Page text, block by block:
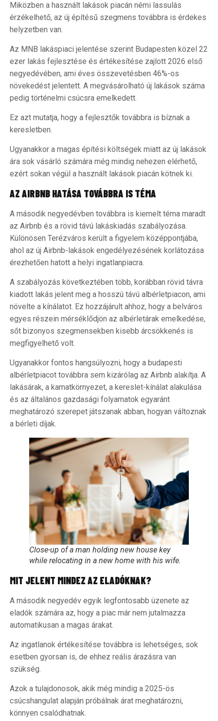
Miközben a használt lakások piacán némi lassulás
érzékelhető, az új építésű szegmens továbbra is érdekes
helyzetben van.
Az MNB lakáspiaci jelentése szerint Budapesten közel 22
ezer lakás fejlesztése és értékesítése zajlott 2026 első
negyedévében, ami éves összevetésben 46%-os
növekedést jelentett. A megvásárolható új lakások száma
pedig történelmi csúcsra emelkedett.
Ez azt mutatja, hogy a fejlesztők továbbra is bíznak a
keresletben.
Ugyanakkor a magas építési költségek miatt az új lakások
ára sok vásárló számára még mindig nehezen elérhető,
ezért sokan végül a használt lakások piacán kötnek ki.
AZ AIRBNB HATÁSA TOVÁBBRA IS TÉMA
A második negyedévben továbbra is kiemelt téma maradt
az Airbnb és a rövid távú lakáskiadás szabályozása.
Különösen Terézváros került a figyelem középpontjába,
ahol az új Airbnb-lakások engedélyezésének korlátozása
érezhetően hatott a helyi ingatlanpiacra.
A szabályozás következtében több, korábban rövid távra
kiadott lakás jelent meg a hosszú távú albérletpiacon, ami
növelte a kínálatot. Ez hozzájárult ahhoz, hogy a belváros
egyes részein mérséklődjön az albérletárak emelkedése,
sőt bizonyos szegmensekben kisebb árcsökkenés is
megfigyelhető volt.
Ugyanakkor fontos hangsúlyozni, hogy a budapesti
albérletpiacot továbbra sem kizárólag az Airbnb alakítja. A
lakásárak, a kamatkörnyezet, a kereslet-kínálat alakulása
és az általános gazdasági folyamatok egyaránt
meghatározó szerepet játszanak abban, hogyan változnak
a bérleti díjak.
Close-up of a man holding new house key
while relocating in a new home with his wife.
MIT JELENT MINDEZ AZ ELADÓKNAK?
A második negyedév egyik legfontosabb üzenete az
eladók számára az, hogy a piac már nem jutalmazza
automatikusan a magas árakat.
Az ingatlanok értékesítése továbbra is lehetséges, sok
esetben gyorsan is, de ehhez reális árazásra van
szükség.
Azok a tulajdonosok, akik még mindig a 2025-ös
csúcshangulat alapján próbálnak árat meghatározni,
könnyen csalódhatnak.